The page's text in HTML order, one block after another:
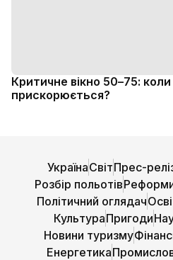
Критичне вікно 50–75:
прискорюється?
УкраїнаСвітПрес-
Розбір польотів
Політичний оглядач
КультураПригоди
Новини туризму
Енергетика